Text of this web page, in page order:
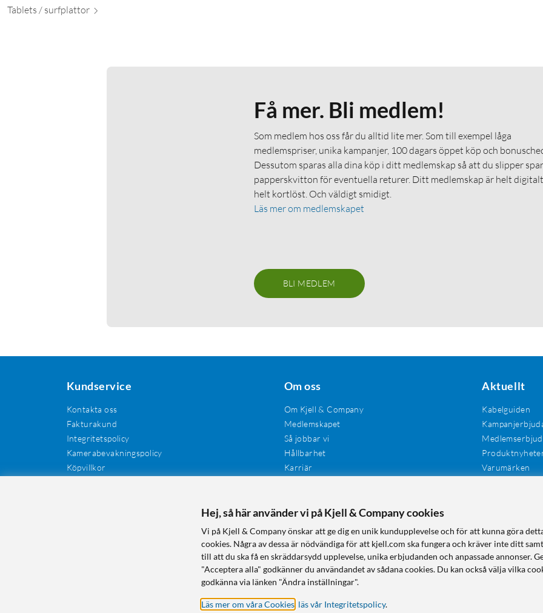
Tablets / surfplattor
Få mer. Bli medlem!
Som medlem hos oss får du alltid lite mer. Som till exempel låga
medlemspriser, unika kampanjer, 100 dagars öppet köp och
Dessutom sparas alla dina köp i ditt medlemskap så att du slipper
papperskvitton för eventuella returer. Ditt medlemskap är helt
helt kortlöst. Och väldigt smidigt.
Läs mer om medlemskapet
BLI MEDLEM
Kundservice
Kontakta oss
Fakturakund
Integritetspolicy
Kamerabevakningspolicy
Köpvillkor
Om oss
Om Kjell & Company
Medlemskapet
Så jobbar vi
Hållbarhet
Karriär
Tillgänglighet
Aktuellt
Kabelguiden
Varumärken
Hej, så här använder vi på Kjell & Company cookies
Vi på Kjell & Company önskar att ge dig en unik kundupplevelse och för att kunna göra
cookies. Några av dessa är nödvändiga för att kjell.com ska fungera och kräver inte ditt
till att du ska få en skräddarsydd upplevelse, unika erbjudanden och anpassade annonser.
"Acceptera alla" godkänner du användandet av sådana cookies. Du kan också välja vilka
godkänna via länken "Ändra inställningar".
Läs mer om våra Cookies läs vår Integritetspolicy.